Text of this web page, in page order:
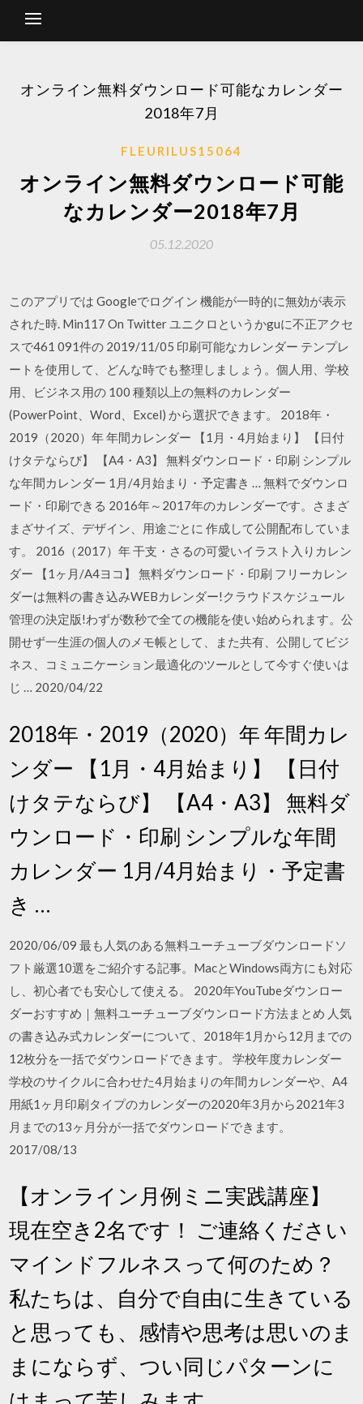
オンライン無料ダウンロード可能なカレンダー
2018年7月
FLEURILUS15064
オンライン無料ダウンロード可能
なカレンダー2018年7月
05.12.2020
このアプリでは Googleでログイン 機能が一時的に無効が表示
された時. Min117 On Twitter ユニクロというかguに不正アクセ
スで461 091件の 2019/11/05 印刷可能なカレンダー テンプレ
ートを使用して、どんな時でも整理しましょう。個人用、学校
用、ビジネス用の 100 種類以上の無料のカレンダー
(PowerPoint、Word、Excel) から選択できます。 2018年・
2019（2020）年 年間カレンダー 【1月・4月始まり】 【日付
けタテならび】 【A4・A3】 無料ダウンロード・印刷 シンプル
な年間カレンダー 1月/4月始まり・予定書き … 無料でダウンロ
ード・印刷できる 2016年～2017年のカレンダーです。さまざ
まざサイズ、デザイン、用途ごとに 作成して公開配布していま
す。 2016（2017）年 干支・さるの可愛いイラスト入りカレン
ダー 【1ヶ月/A4ヨコ】 無料ダウンロード・印刷 フリーカレン
ダーは無料の書き込みWEBカレンダー!クラウドスケジュール
管理の決定版!わずが数秒で全ての機能を使い始められます。公
開せず一生涯の個人のメモ帳として、また共有、公開してビジ
ネス、コミュニケーション最適化のツールとして今すぐ使いは
じ … 2020/04/22
2018年・2019（2020）年 年間カレ
ンダー 【1月・4月始まり】 【日付
けタテならび】 【A4・A3】 無料ダ
ウンロード・印刷 シンプルな年間
カレンダー 1月/4月始まり・予定書
き …
2020/06/09 最も人気のある無料ユーチューブダウンロードソ
フト厳選10選をご紹介する記事。MacとWindows両方にも対応
し、初心者でも安心して使える。 2020年YouTubeダウンロー
ダーおすすめ｜無料ユーチューブダウンロード方法まとめ 人気
の書き込み式カレンダーについて、2018年1月から12月までの
12枚分を一括でダウンロードできます。 学校年度カレンダー
学校のサイクルに合わせた4月始まりの年間カレンダーや、A4
用紙1ヶ月印刷タイプのカレンダーの2020年3月から2021年3
月までの13ヶ月分が一括でダウンロードできます。
2017/08/13
【オンライン月例ミニ実践講座】
現在空き2名です！ ご連絡ください
マインドフルネスって何のため？
私たちは、自分で自由に生きている
と思っても、感情や思考は思いのま
まにならず、つい同じパターンに